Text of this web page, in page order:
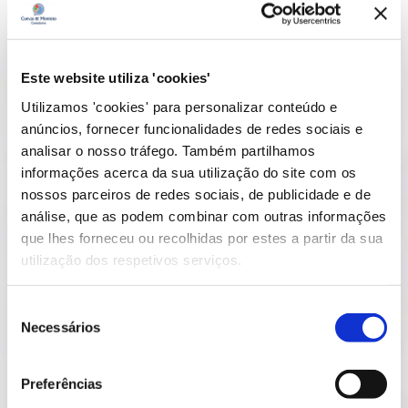
Este website utiliza 'cookies'
Utilizamos 'cookies' para personalizar conteúdo e
anúncios, fornecer funcionalidades de redes sociais e
analisar o nosso tráfego. Também partilhamos
informações acerca da sua utilização do site com os
nossos parceiros de redes sociais, de publicidade e de
análise, que as podem combinar com outras informações
que lhes forneceu ou recolhidas por estes a partir da sua
utilização dos respetivos serviços.
Necessários
Preferências
de trabalhar:
prestamos aos
nossos clientes
consultoria
especializada
nas áreas de
Responsabilidad
e Social
Corporativa,
Qualidade e
Melhoria de
Processos, Meio
Ambiente,
Saúde e
Trabalho e I+D
adaptando a
oferecemos os
de forma
transversal a
empresas líderes
nos seus setores
produtivos,
independentem
grau de
maturidade
nestas áreas,
mas com uma
Queremos
proporcionar-
lhes o maior
menor espaço
de tempo
possível,
otimizando,
assim, os
dispõem. Para o
efeito, focamo-
oferecer-lhes, de
apenas os
serviços de que
realmente
necessitam, de